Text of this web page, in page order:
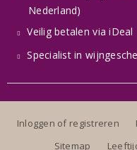
Nederland)
Veilig betalen via iDeal
Specialist in
Inloggen of registreren
Sitemap